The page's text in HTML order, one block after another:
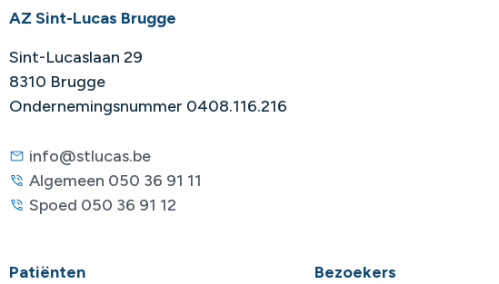
AZ Sint-Lucas Brugge
Sint-Lucaslaan 29
8310 Brugge
Ondernemingsnummer 0408.116.216
info@stlucas.be
Algemeen 050 36 91 11
Spoed 050 36 91 12
Patiënten Bezoekers